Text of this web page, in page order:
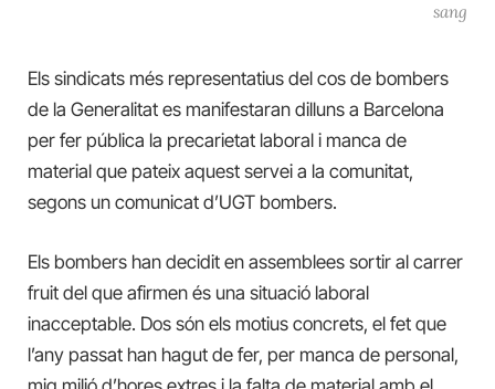
sang
Els sindicats més representatius del cos de bombers
de la Generalitat es manifestaran dilluns a Barcelona
per fer pública la precarietat laboral i manca de
material que pateix aquest servei a la comunitat,
segons un comunicat d’UGT bombers.
Els bombers han decidit en assemblees sortir al carrer
fruit del que afirmen és una situació laboral
inacceptable. Dos són els motius concrets, el fet que
l’any passat han hagut de fer, per manca de personal,